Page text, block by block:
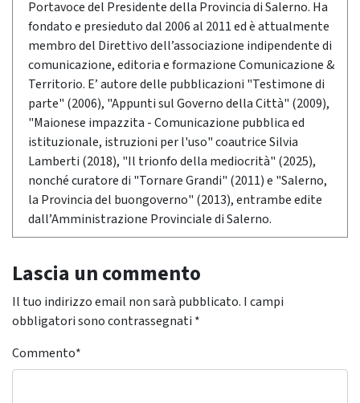
Portavoce del Presidente della Provincia di Salerno. Ha
fondato e presieduto dal 2006 al 2011 ed è attualmente
membro del Direttivo dell’associazione indipendente di
comunicazione, editoria e formazione Comunicazione &
Territorio. E’ autore delle pubblicazioni "Testimone di
parte" (2006), "Appunti sul Governo della Città" (2009),
"Maionese impazzita - Comunicazione pubblica ed
istituzionale, istruzioni per l'uso" coautrice Silvia
Lamberti (2018), "Il trionfo della mediocrità" (2025),
nonché curatore di "Tornare Grandi" (2011) e "Salerno,
la Provincia del buongoverno" (2013), entrambe edite
dall’Amministrazione Provinciale di Salerno.
Lascia un commento
Il tuo indirizzo email non sarà pubblicato. I campi
obbligatori sono contrassegnati *
Commento*